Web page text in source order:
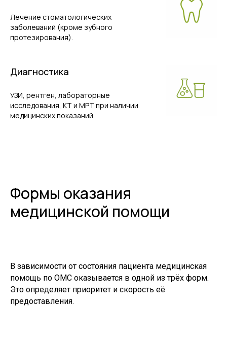
Лечение стоматологических
заболеваний (кроме зубного
протезирования).
Диагностика
УЗИ, рентген, лабораторные
исследования, КТ и МРТ при наличии
медицинских показаний.
Формы оказания
медицинской помощи
В зависимости от состояния пациента медицинская
помощь по ОМС оказывается в одной из трёх форм.
Это определяет приоритет и скорость её
предоставления.